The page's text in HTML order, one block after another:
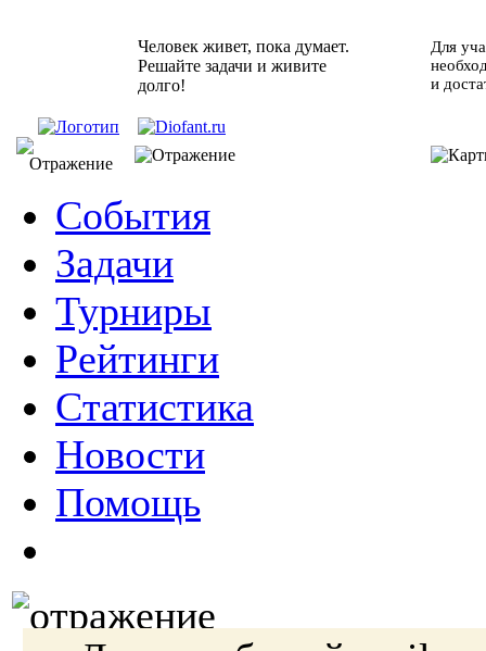
Человек живет, пока думает.
Решайте задачи и живите
долго!
Для
и
События
Задачи
Турниры
Рейтинги
Статистика
Новости
Помощь